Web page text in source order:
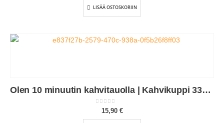
LISÄÄ OSTOSKORIIN
Olen 10 minuutin kahvitauolla | Kahvikuppi 330ml (0178)
out of 5
15,90 €